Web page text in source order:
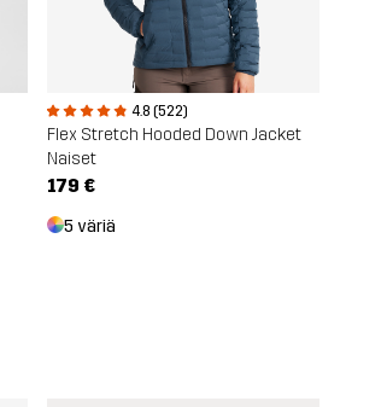
4.8 (522)
Flex Stretch Hooded Down Jacket
Naiset
179 €
5 väriä